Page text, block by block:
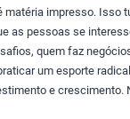
matéria impresso. Isso
as pessoas se
quem faz
um esporte
e crescimento.